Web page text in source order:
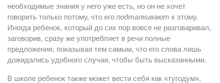
необходимые знания у него уже есть, но он не хочет
говорить только потому, что его подталкивают к этому.
Иногда ребенок, который до сих пор вовсе не разговаривал,
заговорив, сразу же употребляет в речи полные
предложения, показывая тем самым, что его слова лишь
дожидались удобного случая, чтобы быть высказанными.
В школе ребенок также может вести себя как «тугодум»,